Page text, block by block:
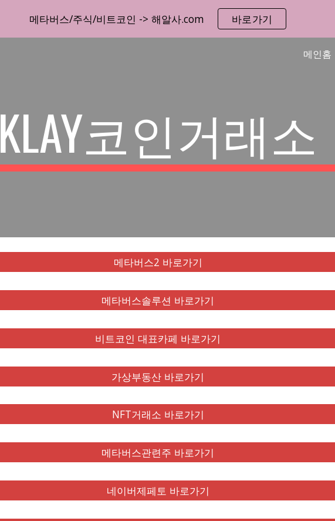
Skip to main content Skip to navigation
메타버스/주식/비트코인 -> 해알사.com 바로가기
메인홈
KLAY코인거래소
메타버스2 바로가기
메타버스솔루션 바로가기
비트코인 대표카페 바로가기
가상부동산 바로가기
NFT거래소 바로가기
메타버스관련주 바로가기
네이버제페토 바로가기